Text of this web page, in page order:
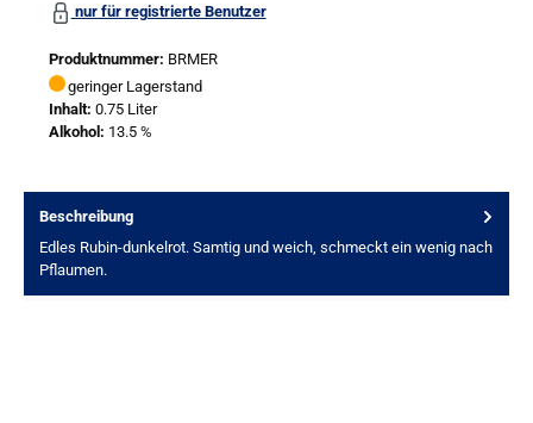
nur für registrierte Benutzer
Produktnummer: BRMER
geringer Lagerstand
Inhalt: 0.75 Liter
Alkohol: 13.5 %
Beschreibung
Edles Rubin-dunkelrot. Samtig und weich, schmeckt ein wenig nach
Pflaumen.